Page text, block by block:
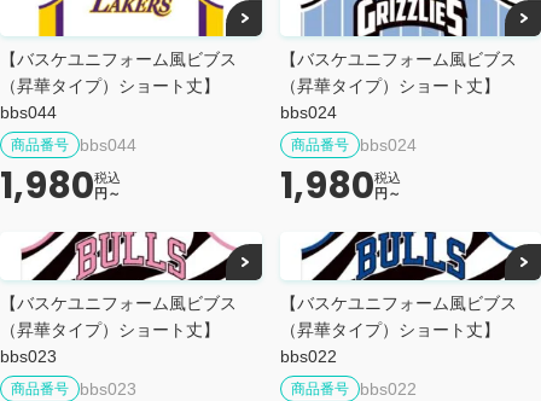
【バスケユニフォーム風ビブス
（昇華タイプ）ショート丈】
bbs044
商品番号 bbs044
1,980税込
円～
【バスケユニフォーム風ビブス
（昇華タイプ）ショート丈】
bbs024
商品番号 bbs024
1,980税込
円～
【バスケユニフォーム風ビブス
（昇華タイプ）ショート丈】
bbs023
商品番号 bbs023
【バスケユニフォーム風ビブス
（昇華タイプ）ショート丈】
bbs022
商品番号 bbs022